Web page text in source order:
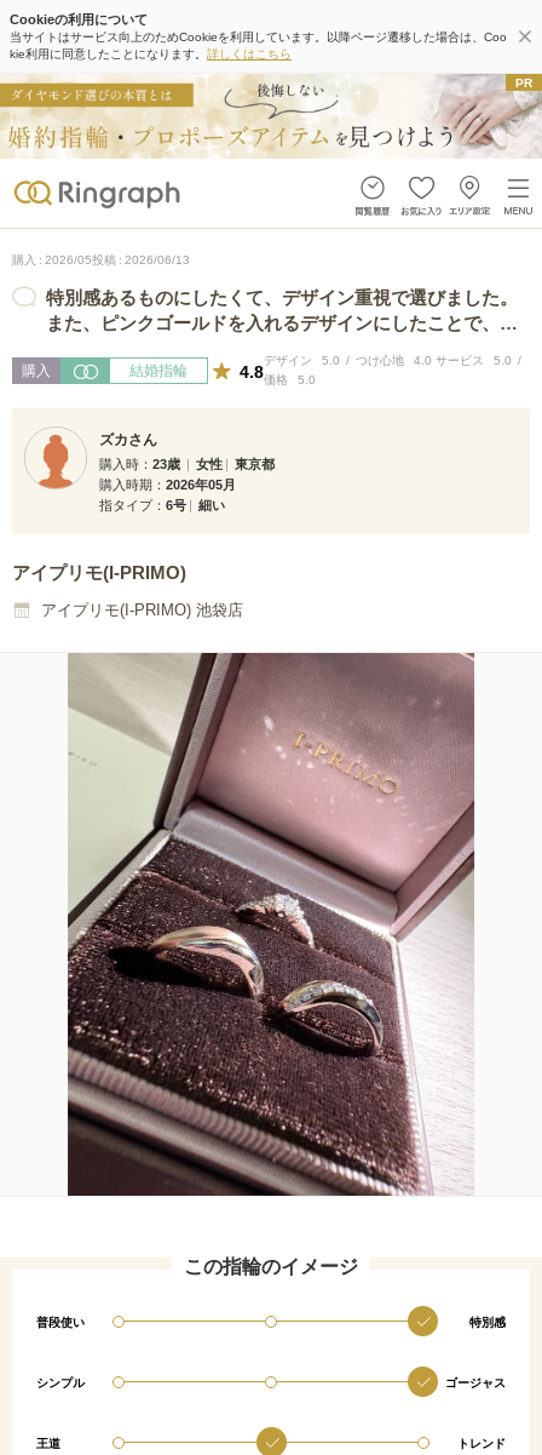
Cookieの利用について
当サイトはサービス向上のためCookieを利用しています。以降ページ遷移した場合は、Coo
kie利用に同意したことになります。 詳しくはこちら
購入 2026/05投稿 2026/06/13
特別感あるものにしたくて、デザイン重視で選びました。
また、ピンクゴールドを入れるデザインにしたことで、肌
購入 結婚指輪 4.8
デザイン 5.0 つけ心地 4.0 サービス
5.0
価格
5.0
ズカさん
購入時 23歳 女性
東京都
購入時期
2026年05月
指タイプ
6号 細い
アイプリモ(I-PRIMO)
アイプリモ(I-PRIMO) 池袋店
この指輪のイメージ
普段使い 特別感
シンプル ゴージャス
王道 トレンド